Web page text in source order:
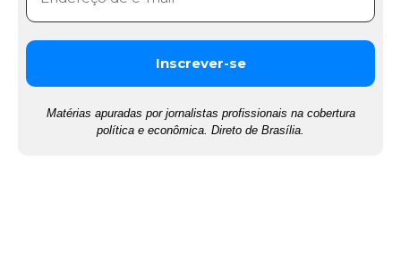
Matérias apuradas por jornalistas profissionais na cobertura
política e econômica. Direto de Brasília.